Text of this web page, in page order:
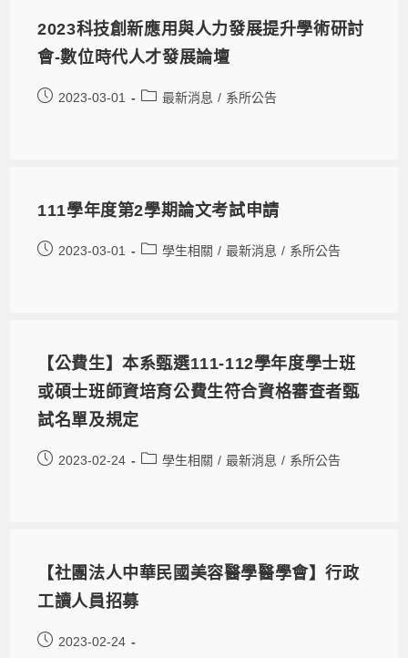
2023科技創新應用與人力發展提升學術研討
會-數位時代人才發展論壇
2023-03-01 最新消息 / 系所公告
111學年度第2學期論文考試申請
2023-03-01 學生相關 / 最新消息 / 系所公告
【公費生】本系甄選111-112學年度學士班
或碩士班師資培育公費生符合資格審查者甄
試名單及規定
2023-02-24 學生相關 / 最新消息 / 系所公告
【社團法人中華民國美容醫學醫學會】行政
工讀人員招募
2023-02-24